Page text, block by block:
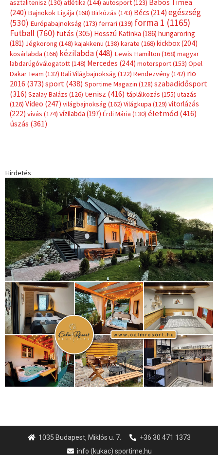
asztalitenisz (130) atlétika (144) autosport(123) Babos Tímea
(240) Bajnokok Ligája (168) Birkózás (143) Bécs (214) egészség
(530) Európabajnokság (173) ferrari (139) forma 1 (1165)
Futball (760) futás (305) Hosszú Katinka (186) hungaroring
(181) Jégkorong (148) kajakkenu (138) karate (168) kickbox(204)
kosárlabda (166) kézilabda(448) Lewis Hamilton (168) magyar
labdarúgóválogatott(148) Mercedes (244) motorsport(153) Opel
Dakar Team (132) Rali Világbajnokság (122) Rendezvény(142) rio
2016 (373) sport(438) Sportime Magazin (128) szabadidősport
(316) Szalay Balázs (126) tenisz (416) táplálkozás (155) utazás
(126) Video (247) világbajnokság (162) Világkupa (129) vitorlázás
(222) vívás (174) vízilabda (197) Érdi Mária (130) életmód(416)
úszás (361)
Hirdetés
1035 Budapest, Miklós u. 7.
+36 30 471 1373
info (kukac) sportime.hu